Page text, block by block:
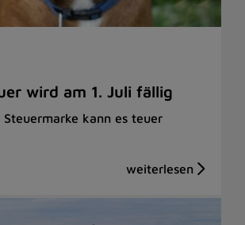
wird am 1. Juli fällig
Steuermarke kann es teuer